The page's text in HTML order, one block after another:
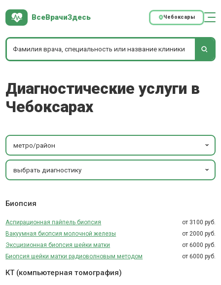
ВсеВрачиЗдесь Чебоксары
Диагностические услуги в
Чебоксарах
метро/район
выбрать диагностику
Биопсия
Аспирационная пайпель биопсия
от 3100 руб.
Вакуумная биопсия молочной железы
от 2000 руб.
Эксцизионная биопсия шейки матки
от 6000 руб.
Биопсия шейки матки радиоволновым методом
от 6000 руб.
КТ (компьютерная томография)